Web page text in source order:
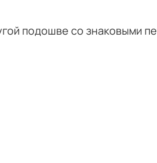
подошве со знаковыми